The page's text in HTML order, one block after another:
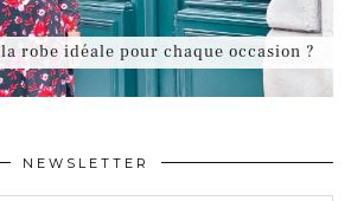
robe idéale pour chaque occasion ?
NEWSLETTER